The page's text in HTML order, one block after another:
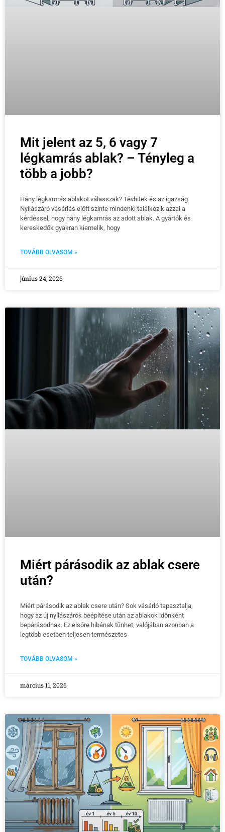
Mit jelent az 5, 6 vagy 7
légkamrás ablak? – Tényleg a
több a jobb?
Hány légkamrás ablakot válasszak? Tévhitek és az igazság
Nyílászáró vásárlás előtt szinte mindenki találkozik azzal a
kérdéssel, hogy hány légkamrás az adott ablak. A gyártók és
kereskedők gyakran kiemelik, hogy
TOVÁBB OLVASOM »
június 24, 2026
Miért párásodik az ablak csere
után?
Miért párásodik az ablak csere után? Sok vásárló tapasztalja,
hogy az új nyílászárók beépítése után az ablakok időnként
bepárásodnak. Ez elsőre hibának tűnhet, valójában azonban a
legtöbb esetben teljesen természetes
TOVÁBB OLVASOM »
március 11, 2026